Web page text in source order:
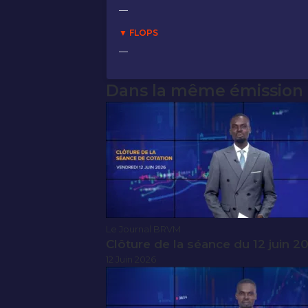
—
▼ FLOPS
—
Dans la même émission
Le Journal BRVM
Clôture de la séance du 12 juin